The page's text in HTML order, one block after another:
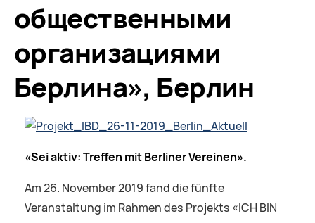
общественными
организациями
Берлина», Берлин
«Sei aktiv: Treffen mit Berliner Vereinen».
Am 26. November 2019 fand die fünfte
Veranstaltung im Rahmen des Projekts «ICH BIN